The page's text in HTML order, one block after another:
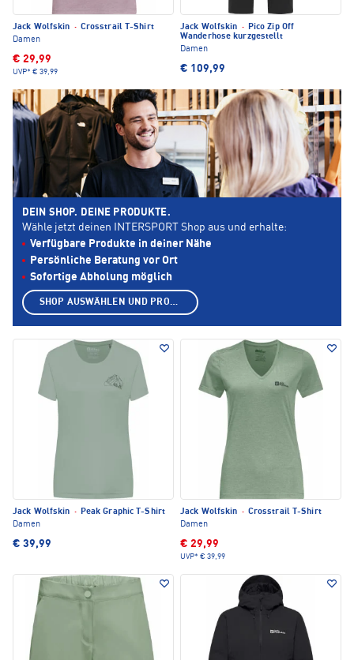
Jack Wolfskin · Crosstrail T-Shirt
Damen
€ 29,99
UVP* € 39,99
Jack Wolfskin ·
Pico Zip Off
Wanderhose kurzgestellt
Damen
€ 109,99
Jack Wolfskin · Peak Graphic T-Shirt
Damen
€ 39,99
Jack Wolfskin · Crosstrail T-Shirt
Damen
€ 29,99
UVP* € 39,99
DEIN SHOP. DEINE PRODUKTE.
Wähle jetzt deinen INTERSPORT Shop aus und erhalte:
Verfügbare Produkte in deiner Nähe
Persönliche Beratung vor Ort
Sofortige Abholung möglich
SHOP AUSWÄHLEN UND PRODUKTE ANZEIGEN